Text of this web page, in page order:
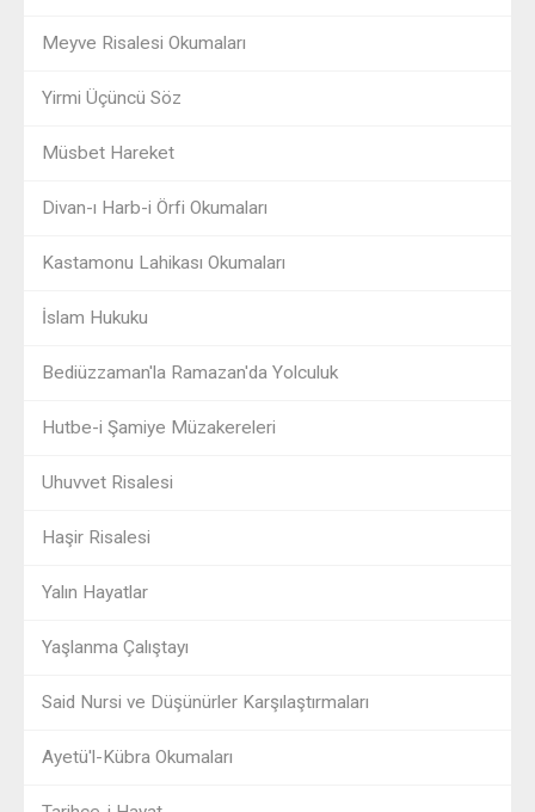
Meyve Risalesi Okumaları
Yirmi Üçüncü Söz
Müsbet Hareket
Divan-ı Harb-i Örfi Okumaları
Kastamonu Lahikası Okumaları
İslam Hukuku
Bediüzzaman'la Ramazan'da Yolculuk
Hutbe-i Şamiye Müzakereleri
Uhuvvet Risalesi
Haşir Risalesi
Yalın Hayatlar
Yaşlanma Çalıştayı
Said Nursi ve Düşünürler Karşılaştırmaları
Ayetü'l-Kübra Okumaları